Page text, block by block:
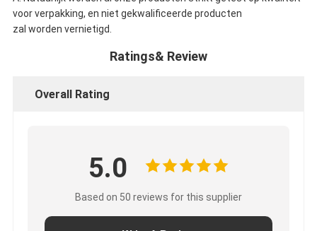
voor verpakking, en niet gekwalificeerde producten
zal worden vernietigd.
Ratings& Review
Overall Rating
5.0
Based on 50 reviews for this supplier